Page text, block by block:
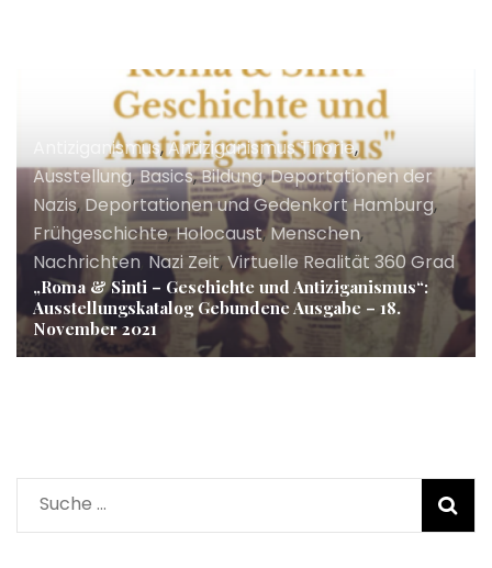
Antiziganismus,Antiziganismus Thorie,
Ausstellung,Basics,Bildung,Deportationen der
Nazis,Deportationen und Gedenkort Hamburg,
Frühgeschichte,Holocaust,Menschen,
Nachrichten Nazi Zeit,Virtuelle Realität 360 Grad
„Roma & Sinti – Geschichte und Antiziganismus“:
Ausstellungskatalog Gebundene Ausgabe – 18.
November 2021
Suche
nach: